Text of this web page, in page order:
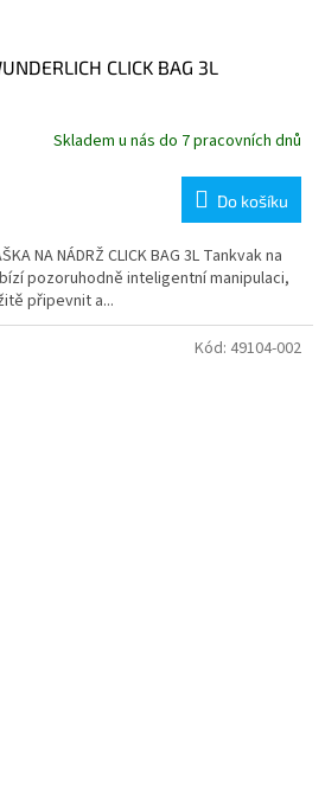
CLICK BAG 3L
Skladem u nás do 7 pracovních dnů
Do košíku
NA NÁDRŽ CLICK BAG 3L Tankvak na
pozoruhodně inteligentní manipulaci,
připevnit a...
Kód: 49104-002